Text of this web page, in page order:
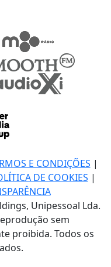
E CONDIÇÕES |
DE COOKIES |
Unipessoal Lda.
sem
proibida. Todos os